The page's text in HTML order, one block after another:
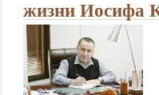
жизни Иосифа